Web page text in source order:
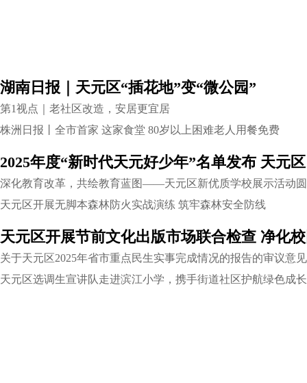
湖南日报｜天元区“插花地”变“微公园”
第1视点｜老社区改造，安居更宜居
株洲日报丨全市首家 这家食堂 80岁以上困难老人用餐免费
深化教育改革，共绘教育蓝图——天元区新优质学校展示活动
天元区开展无脚本森林防火实战演练 筑牢森林安全防线
天元区开展节前文化出版市场联合检查 净化
关于天元区2025年省市重点民生实事完成情况的报告的审议意见
天元区选调生宣讲队走进滨江小学，携手街道社区护航绿色成长